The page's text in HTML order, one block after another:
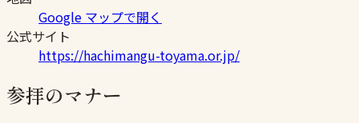
Google マップで開く
公式サイト
https://hachimangu-toyama.or.jp/
参拝のマナー